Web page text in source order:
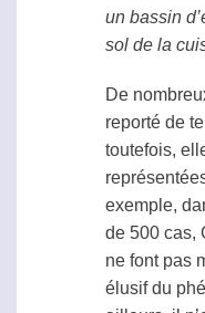
un bassin
sol de la
De
reporté de
toutefois,
exemple,
de 500 cas,
ne font pas
élusif du